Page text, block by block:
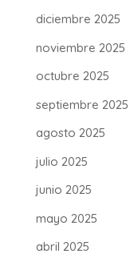
diciembre 2025
noviembre 2025
octubre 2025
septiembre 2025
agosto 2025
julio 2025
junio 2025
mayo 2025
abril 2025